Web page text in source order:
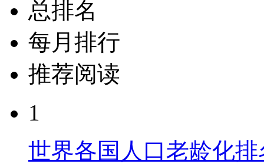
总排名
每月排行
推荐阅读
1
世界各国人口老龄化